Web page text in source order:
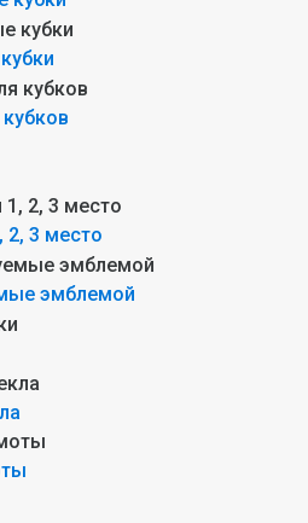
2, 3 место
эмблемой